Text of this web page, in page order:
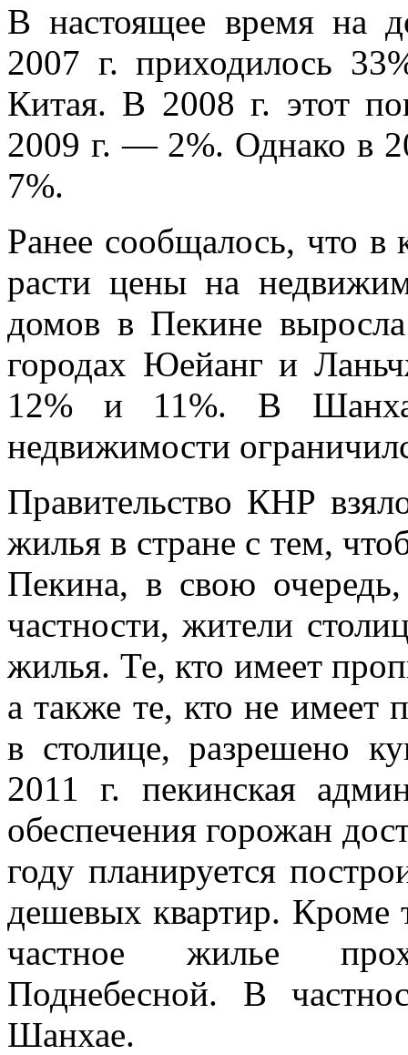
В настоящее время на
2007 г. приходилось
Китая. В 2008 г. этот
2009 г. — 2%. Однако в
7%.
Ранее сообщалось, что в
расти цены на
домов в Пекине
городах Юейанг и
12% и 11%. В
недвижимости
Правительство КНР
жилья в стране с тем,
Пекина, в свою
частности, жители
жилья. Те, кто имеет
а также те, кто не имеет
в столице, разрешено
2011 г. пекинская
обеспечения горожан
году планируется
дешевых квартир. Кроме
частное жилье
Поднебесной. В
Шанхае.